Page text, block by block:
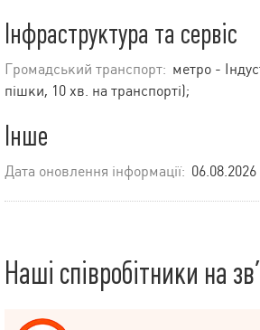
Інфраструктура та сервіс
Громадський транспорт: метро -
пішки, 10 хв. на транспорті);
Інше
Дата оновлення інформації: 06.08.2026
Наші співробітники на